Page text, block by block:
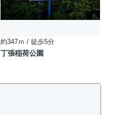
約347ｍ / 徒歩5分
丁張稲荷公園